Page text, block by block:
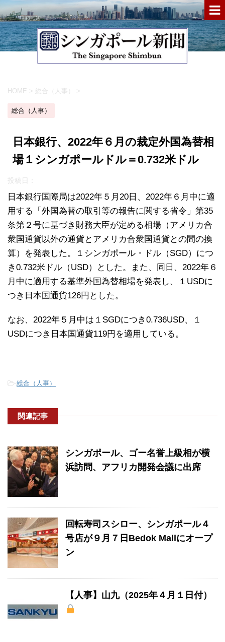
HOME > 総合（人事） >
総合（人事）
日本銀行、2022年６月の裁定外国為替相
場１シンガポールドル＝0.732米ドル
投稿日：
日本銀行国際局は2022年５月20日、2022年６月中に適
用する「外国為替の取引等の報告に関する省令」第35
条第２号に基づき財務大臣が定める相場（アメリカ合
衆国通貨以外の通貨とアメリカ合衆国通貨との間の換
算）を発表した。１シンガポール・ドル（SGD）につ
き0.732米ドル（USD）とした。また、同日、2022年６
月中に適用する基準外国為替相場を発表し、１USDに
つき日本国通貨126円とした。
なお、2022年５月中は１SGDにつき0.736USD、１
USDにつき日本国通貨119円を適用している。
-総合（人事）
関連記事
シンガポール、ゴー名誉上級相が横
浜訪問、アフリカ開発会議に出席
回転寿司スシロー、シンガポール４
号店が９月７日Bedok Mallにオープ
ン
【人事】山九（2025年４月１日付）